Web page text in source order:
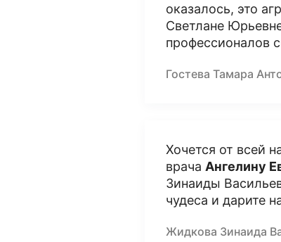
оказалось, это
Светлане
профессионалов
Гостева Тамара
Хочется от всей
врача Ангелину
Зинаиды
чудеса и дарите
Жидкова Зинаида